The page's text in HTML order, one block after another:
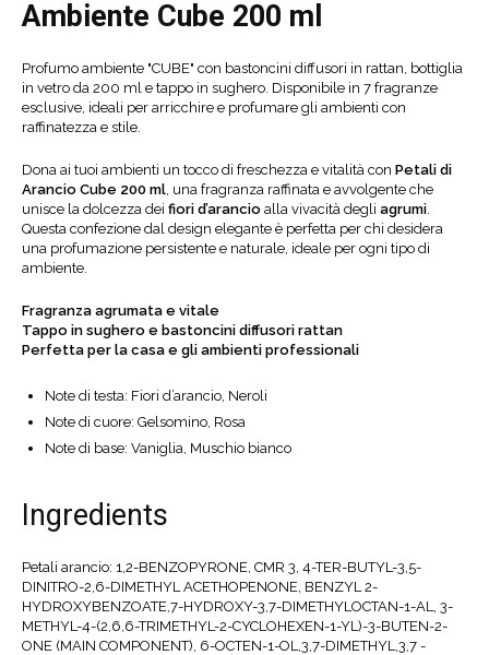
Ambiente Cube 200 ml
Profumo ambiente "CUBE" con bastoncini diffusori in rattan, bottiglia
in vetro da 200 ml e tappo in sughero. Disponibile in 7 fragranze
esclusive, ideali per arricchire e profumare gli ambienti con
raffinatezza e stile.
Dona ai tuoi ambienti un tocco di freschezza e vitalità con Petali di
Arancio Cube 200 ml , una fragranza raffinata e avvolgente che
unisce la dolcezza dei fiori d’arancio alla vivacità degli agrumi
Questa confezione dal design elegante è perfetta per chi desidera
una profumazione persistente e naturale, ideale per ogni tipo di
ambiente.
Fragranza agrumata e vitale
Tappo in sughero e bastoncini diffusori rattan
Perfetta per la casa e gli ambienti professionali
Note di testa: Fiori d’arancio, Neroli
Note di cuore: Gelsomino, Rosa
Note di base: Vaniglia, Muschio bianco
Ingredients
Petali arancio: 1,2-BENZOPYRONE, CMR 3, 4-TER-BUTYL-3,5-
DINITRO-2,6-DIMETHYL ACETHOPENONE, BENZYL 2-
HYDROXYBENZOATE,7-HYDROXY-3,7-DIMETHYLOCTAN-1-AL, 3-
METHYL-4-(2,6,6-TRIMETHYL-2-CYCLOHEXEN-1-YL)-3-BUTEN-2-
ONE (MAIN COMPONENT), 6-OCTEN-1-OL,3,7-DIMETHYL,3,7 -